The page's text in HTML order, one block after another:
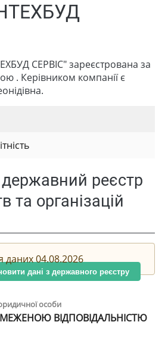
СЕРВІС" зареєстрована за
. Керівником компанії є
реєстр
та організацій
даних 04.08.2026
дані з державного реєстру
особи
ВІДПОВІДАЛЬНІСТЮ